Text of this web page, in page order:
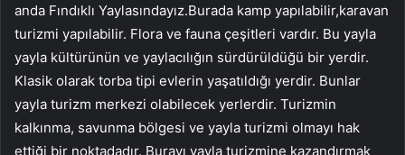
anda Fındıklı Yaylasındayız.Burada kamp yapılabilir,karavan
turizmi yapılabilir. Flora ve fauna çeşitleri vardır. Bu yayla
yayla kültürünün ve yaylacılığın sürdürüldüğü bir yerdir.
Klasik olarak torba tipi evlerin yaşatıldığı yerdir. Bunlar
yayla turizm merkezi olabilecek yerlerdir. Turizmin
kalkınma, savunma bölgesi ve yayla turizmi olmayı hak
ettiği bir noktadadır. Burayı yayla turizmine kazandırmak